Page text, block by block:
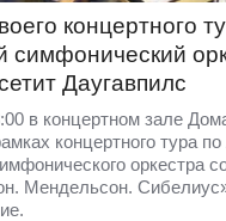
концертного
симфонический
Даугавпилс
в концертном зале
концертного тура
оркестра
Мендельсон.